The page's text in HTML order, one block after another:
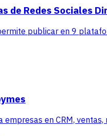
de Redes Sociales
publicar en 9
en CRM,